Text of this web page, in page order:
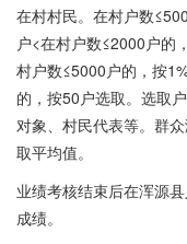
在村村民。在村户数
户<在村户数≤2000户的
村户数≤5000户的，按
的，按50户选取。选取
对象、村民代表等。群
取平均值。
业绩考核结束后在浑源
成绩。